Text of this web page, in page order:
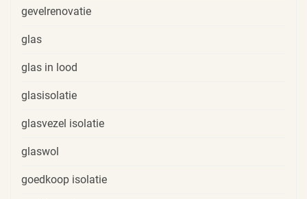
gevelrenovatie
glas
glas in lood
glasisolatie
glasvezel isolatie
glaswol
goedkoop isolatie